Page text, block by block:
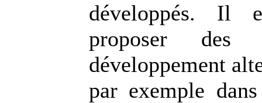
développés. Il
proposer des
développement
par exemple